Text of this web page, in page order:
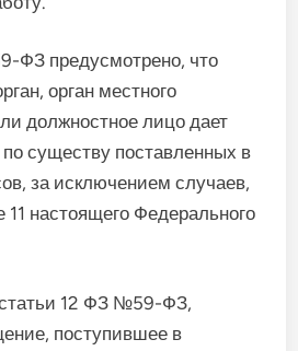
ФЗ предусмотрено, что
орган местного
должностное лицо дает
существу поставленных в
за исключением случаев,
11 настоящего Федерального
статьи 12 ФЗ №59-ФЗ,
поступившее в